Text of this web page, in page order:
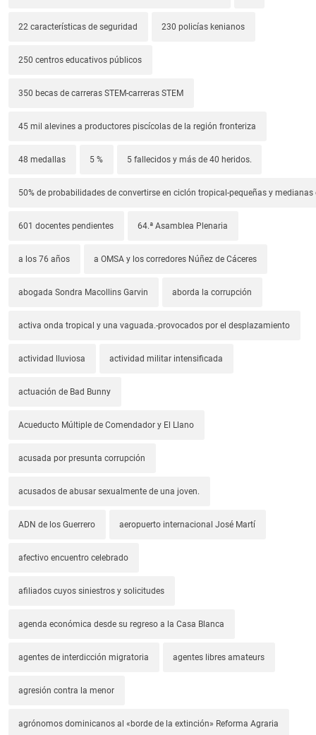
22 características de seguridad 230 policías kenianos
250 centros educativos públicos
350 becas de carreras STEM-carreras STEM
45 mil alevines a productores piscícolas de la región fronteriza
48 medallas 5 % 5 fallecidos y más de 40 heridos.
50% de probabilidades de convertirse en ciclón tropical-pequeñas y
601 docentes pendientes 64.ª Asamblea Plenaria
a los 76 años a OMSA y los corredores Núñez de Cáceres
abogada Sondra Macollins Garvin aborda la corrupción
activa onda tropical y una vaguada.-provocados por el desplazamiento
actividad lluviosa actividad militar intensificada
actuación de Bad Bunny
Acueducto Múltiple de Comendador y El Llano
acusada por presunta corrupción
acusados de abusar sexualmente de una joven.
ADN de los Guerrero aeropuerto internacional José Martí
afectivo encuentro celebrado
afiliados cuyos siniestros y solicitudes
agenda económica desde su regreso a la Casa Blanca
agentes de interdicción migratoria agentes libres amateurs
agresión contra la menor
agrónomos dominicanos al «borde de la extinción» Reforma Agraria